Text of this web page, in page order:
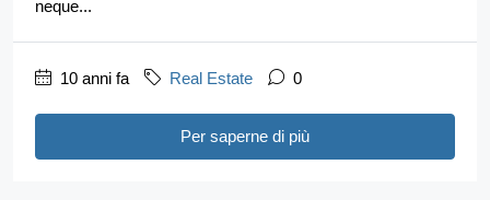
neque...
10 anni fa Real Estate 0
Per saperne di più